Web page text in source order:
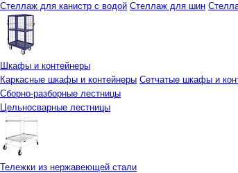
Стеллаж для канистр с водой Стеллаж для шин
Шкафы и контейнеры
Каркасные шкафы и контейнеры Сетчатые шкафы и
Сборно-разборные лестницы
Цельносварные лестницы
Тележки из нержавеющей стали